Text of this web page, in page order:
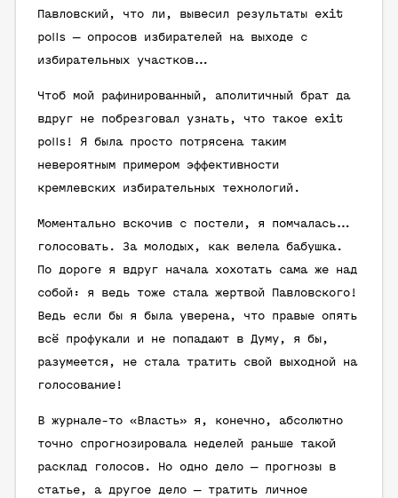
Павловский, что ли, вывесил результаты exit
polls — опросов избирателей на выходе с
избирательных участков…
Чтоб мой рафинированный, аполитичный брат да
вдруг не побрезговал узнать, что такое exit
polls! Я была просто потрясена таким
невероятным примером эффективности
кремлевских избирательных технологий.
Моментально вскочив с постели, я помчалась…
голосовать. За молодых, как велела бабушка.
По дороге я вдруг начала хохотать сама же над
собой: я ведь тоже стала жертвой Павловского!
Ведь если бы я была уверена, что правые опять
всё профукали и не попадают в Думу, я бы,
разумеется, не стала тратить свой выходной на
голосование!
В журнале-то «Власть» я, конечно, абсолютно
точно спрогнозировала неделей раньше такой
расклад голосов. Но одно дело — прогнозы в
статье, а другое дело — тратить личное